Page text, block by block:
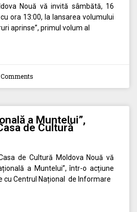
Nouă vă invită sâmbătă, 16
ora 13:00, la lansarea volumului
aprinse”, primul volum al
a Muntelui”,
de Cultură
de Cultură Moldova Nouă vă
a Muntelui”, într-o acțiune
cu Centrul Național de Informare